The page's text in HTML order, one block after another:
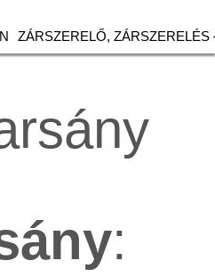
ZÁRSZERELŐ, ZÁRSZERELÉS
: